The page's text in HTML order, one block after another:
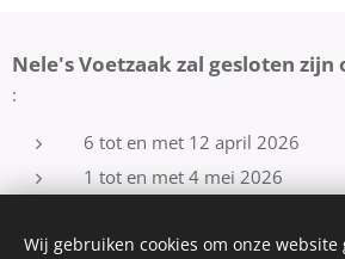
Nele's Voetzaak zal gesloten zijn
:
6 tot en met 12 april 2026
1 tot en met 4 mei 2026
2 tot en met 8 november 2026
Wij gebruiken cookies om onze website